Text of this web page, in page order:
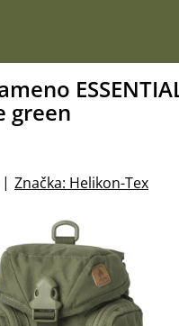
green
Značka: Helikon-Tex